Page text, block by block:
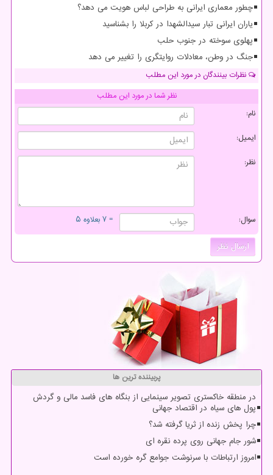
چطور معماری ایرانی به طراحی لباس هویت می دهد؟
یاران ایرانی تبار سیدالشهدا در کربلا را بشناسید
پهلوی سوخته در جنوب حلب
جنگ در وطن، معادلات روایتگری را تغییر می دهد
نظرات بینندگان در مورد این مطلب
نظر شما در مورد این مطلب
نام:
ایمیل:
نظر:
سوال: = ۷ بعلاوه ۵
پربیننده ترین ها
در منطقه خاکستری تصویر سینمایی از بنگاه های فاسد مالی و گردش
پول های سیاه در اقتصاد جهانی
چرا پخش زنده از ثریا گرفته شد؟
شور جام جهانی روی پرده نقره ای
امروز ارتباطات با سرنوشت جوامع گره خورده است